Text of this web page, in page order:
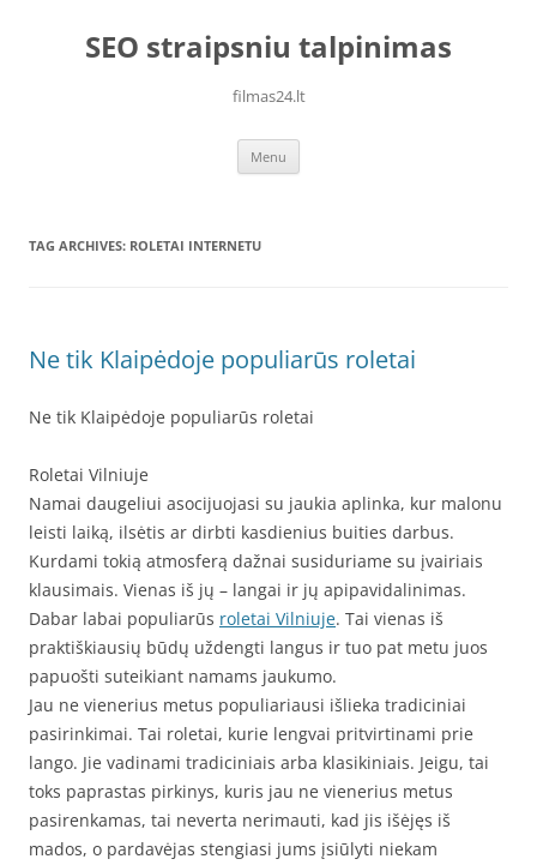
contentSEO straipsniu talpinimas
filmas24.lt
Menu
TAG ARCHIVES: ROLETAI INTERNETU
Ne tik Klaipėdoje populiarūs roletai
Ne tik Klaipėdoje populiarūs roletai
Roletai Vilniuje
Namai daugeliui asocijuojasi su jaukia aplinka, kur malonu
leisti laiką, ilsėtis ar dirbti kasdienius buities darbus.
Kurdami tokią atmosferą dažnai susiduriame su įvairiais
klausimais. Vienas iš jų – langai ir jų apipavidalinimas.
Dabar labai populiarūs roletai Vilniuje. Tai vienas iš
praktiškiausių būdų uždengti langus ir tuo pat metu juos
papuošti suteikiant namams jaukumo.
Jau ne vienerius metus populiariausi išlieka tradiciniai
pasirinkimai. Tai roletai, kurie lengvai pritvirtinami prie
lango. Jie vadinami tradiciniais arba klasikiniais. Jeigu, tai
toks paprastas pirkinys, kuris jau ne vienerius metus
pasirenkamas, tai neverta nerimauti, kad jis išėjęs iš
mados, o pardavėjas stengiasi jums įsiūlyti niekam